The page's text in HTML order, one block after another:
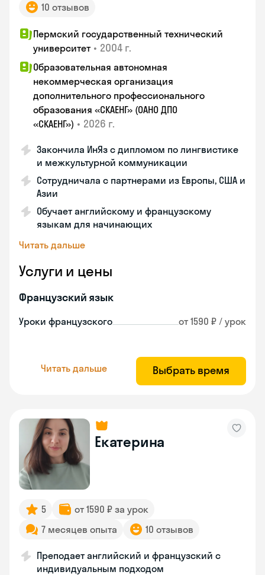
10 отзывов
Пермский государственный технический
университет • 2004 г.
Образовательная автономная
некоммерческая организация
дополнительного профессионального
образования «СКАЕНГ» (ОАНО ДПО
«СКАЕНГ») • 2026 г.
Закончила ИнЯз с дипломом по лингвистике
и межкультурной коммуникации
Сотрудничала с партнерами из Европы, США и
Азии
Обучает английскому и французскому
языкам для начинающих
Читать дальше
Услуги и цены
Французский язык
Уроки французского от 1590 ₽ / урок
Читать дальше Выбрать время
Екатерина
5
от 1590 ₽ за урок
7 месяцев опыта
10 отзывов
Преподает английский и французский с
индивидуальным подходом